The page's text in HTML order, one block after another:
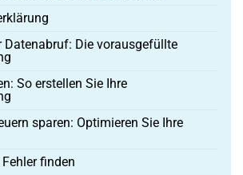
Datenabruf: Die vorausgefüllte
So erstellen Sie Ihre
sparen: Optimieren Sie Ihre
finden